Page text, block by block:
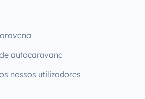
autocaravana
nossos utilizadores